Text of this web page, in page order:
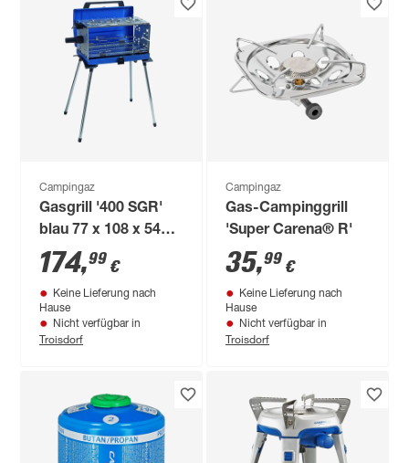
Campingaz
Gasgrill '400 SGR'
blau 77 x 108 x 54
cm
174,99 €
Keine Lieferung nach
Hause
Nicht verfügbar in
Troisdorf
Campingaz
Gas-Campinggrill
'Super Carena® R'
35,99 €
Keine Lieferung nach
Hause
Nicht verfügbar in
Troisdorf